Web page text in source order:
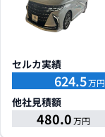
セルカ実績
624.5万円
他社見積額
480.0 万円